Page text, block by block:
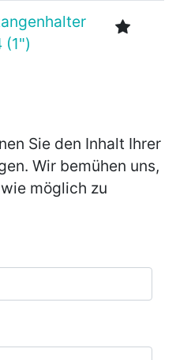
(1")
Sie den Inhalt Ihrer
Wir bemühen uns,
möglich zu